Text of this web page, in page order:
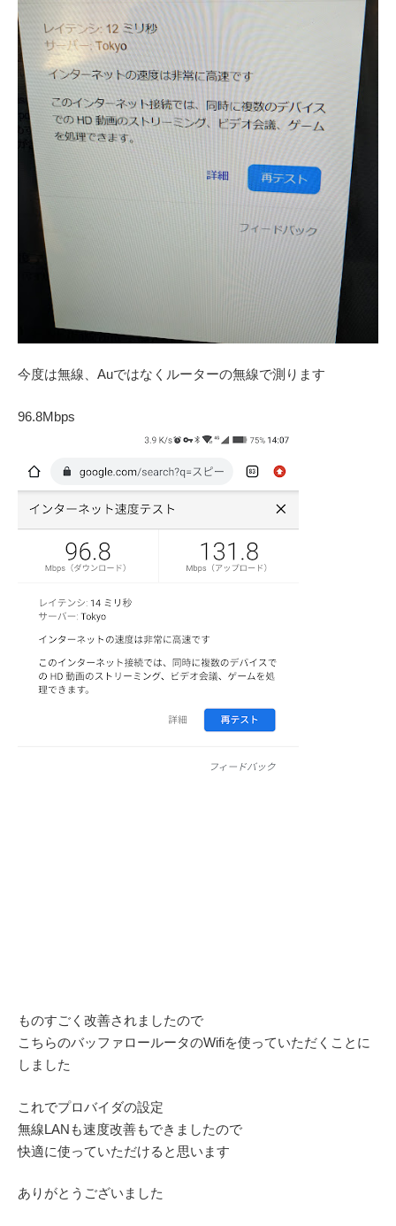
今度は無線、Auではなくルーターの無線で測ります
96.8Mbps
ものすごく改善されましたので
こちらのバッファロールータのWifiを使っていただくことに
しました
これでプロバイダの設定
無線LANも速度改善もできましたので
快適に使っていただけると思います
ありがとうございました